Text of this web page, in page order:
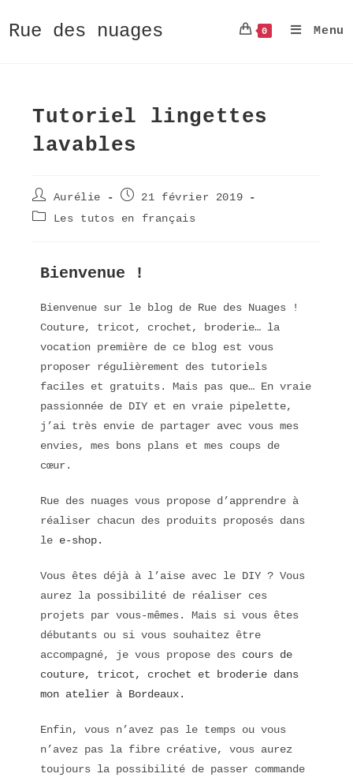
Rue des nuages 0 Menu
Tutoriel lingettes
lavables
Aurélie
21 février 2019
Les tutos en français
Bienvenue !
Bienvenue sur le blog de Rue des Nuages !
Couture, tricot, crochet, broderie… la
vocation première de ce blog est vous
proposer régulièrement des tutoriels
faciles et gratuits. Mais pas que… En vraie
passionnée de DIY et en vraie pipelette,
j’ai très envie de partager avec vous mes
envies, mes bons plans et mes coups de
cœur.
Rue des nuages vous propose d’apprendre à
réaliser chacun des produits proposés dans
le e-shop.
Vous êtes déjà à l’aise avec le DIY ? Vous
aurez la possibilité de réaliser ces
projets par vous-mêmes. Mais si vous êtes
débutants ou si vous souhaitez être
accompagné, je vous propose des cours de
couture, tricot, crochet et broderie dans
mon atelier à Bordeaux.
Enfin, vous n’avez pas le temps ou vous
n’avez pas la fibre créative, vous aurez
toujours la possibilité de passer commande